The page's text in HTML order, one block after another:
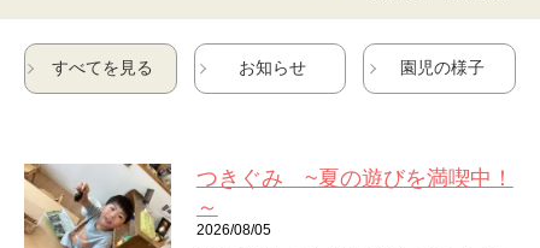
すべてを見る お知らせ 園児の様子
つきぐみ ~夏の遊びを満喫中！
～
2026/08/05